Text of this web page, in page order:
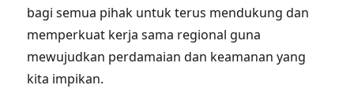
bagi semua pihak untuk terus mendukung dan
memperkuat kerja sama regional guna
mewujudkan perdamaian dan keamanan yang
kita impikan.